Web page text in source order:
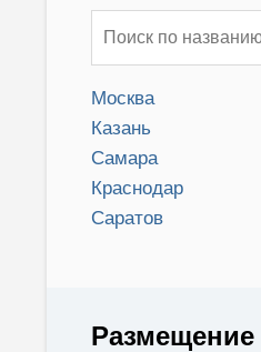
Москва
Казань
Самара
Краснодар
Саратов
Размещение